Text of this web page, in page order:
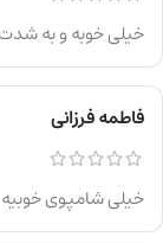
خیلی خوبه و به
فاطمه فرزانی
خیلی شامپوی خوبیه